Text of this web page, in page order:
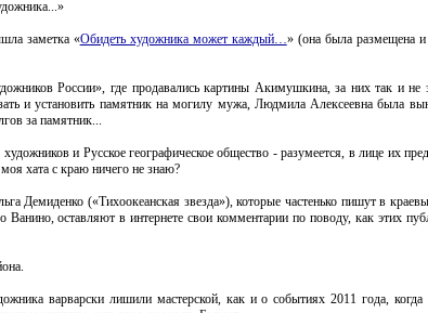
заметка «Обидеть художника может каждый…» (она была размещена и
России», где продавались картины Акимушкина, за них так и не
и установить памятник на могилу мужа, Людмила Алексеевна была
за памятник...
и Русское географическое общество - разумеется, в лице их
хата с краю ничего не знаю?
Демиденко («Тихоокеанская звезда»), которые частенько пишут в
оставляют в интернете свои комментарии по поводу, как этих
варварски лишили мастерской, как и о событиях 2011 года, когда